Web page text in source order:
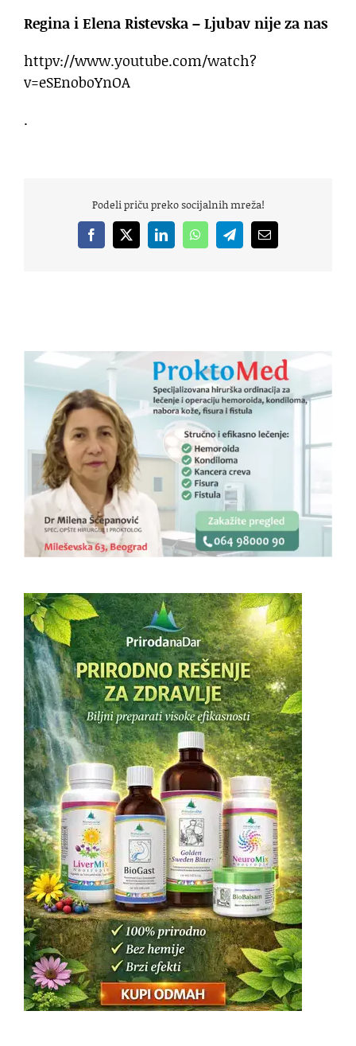
Regina i Elena Ristevska – Ljubav nije za nas
httpv://www.youtube.com/watch?
v=eSEnoboYnOA
.
Podeli priču preko socijalnih mreža!
Facebook
X LinkedInWhatsAppTelegramEmail